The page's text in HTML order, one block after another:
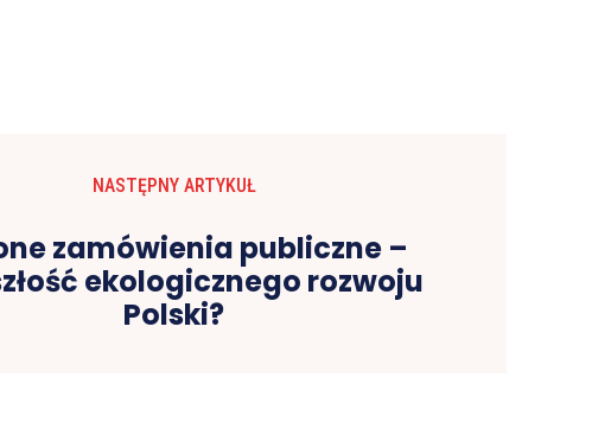
NASTĘPNY ARTYKUŁ
zamówienia publiczne –
ekologicznego rozwoju
Polski?